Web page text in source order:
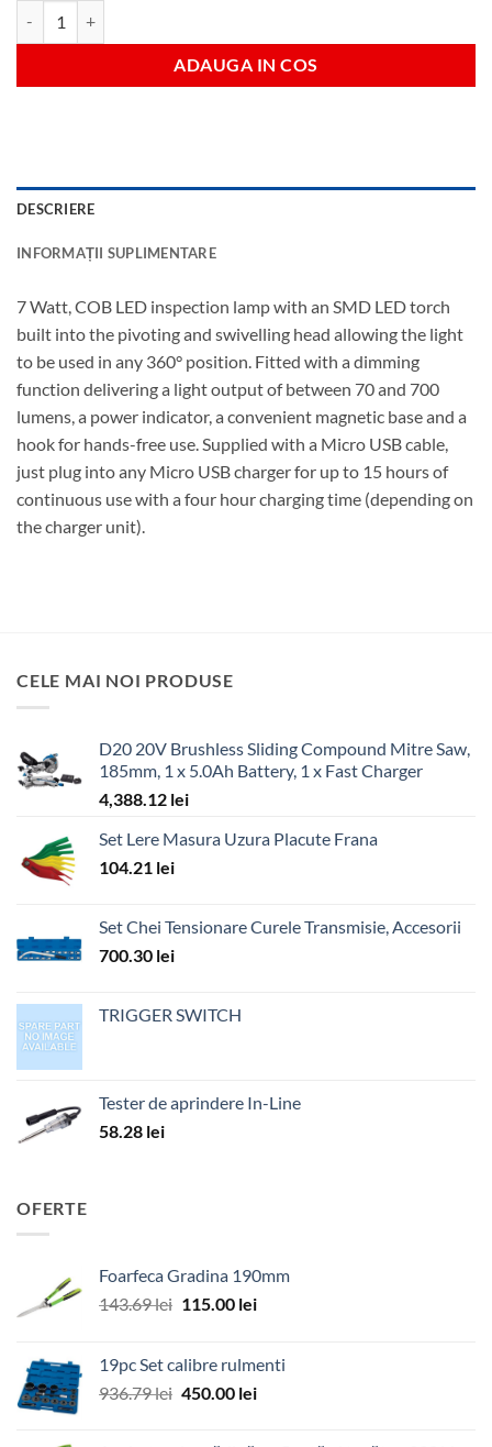
ADAUGA IN COS
DESCRIERE
INFORMAȚII SUPLIMENTARE
7 Watt, COB LED inspection lamp with an SMD LED torch
built into the pivoting and swivelling head allowing the light
to be used in any 360° position. Fitted with a dimming
function delivering a light output of between 70 and 700
lumens, a power indicator, a convenient magnetic base and a
hook for hands-free use. Supplied with a Micro USB cable,
just plug into any Micro USB charger for up to 15 hours of
continuous use with a four hour charging time (depending on
the charger unit).
CELE MAI NOI PRODUSE
D20 20V Brushless Sliding Compound Mitre Saw,
185mm, 1 x 5.0Ah Battery, 1 x Fast Charger
4,388.12 lei
Set Lere Masura Uzura Placute Frana
104.21 lei
Set Chei Tensionare Curele Transmisie, Accesorii
700.30 lei
TRIGGER SWITCH
Tester de aprindere In-Line
58.28 lei
OFERTE
Foarfeca Gradina 190mm
143.69lei Prețul
fost:
143.69 lei.
115.00 leiPrețul
115.00 lei.
19pc Set calibre rulmenti
936.79lei Prețul
450.00 leiPrețul